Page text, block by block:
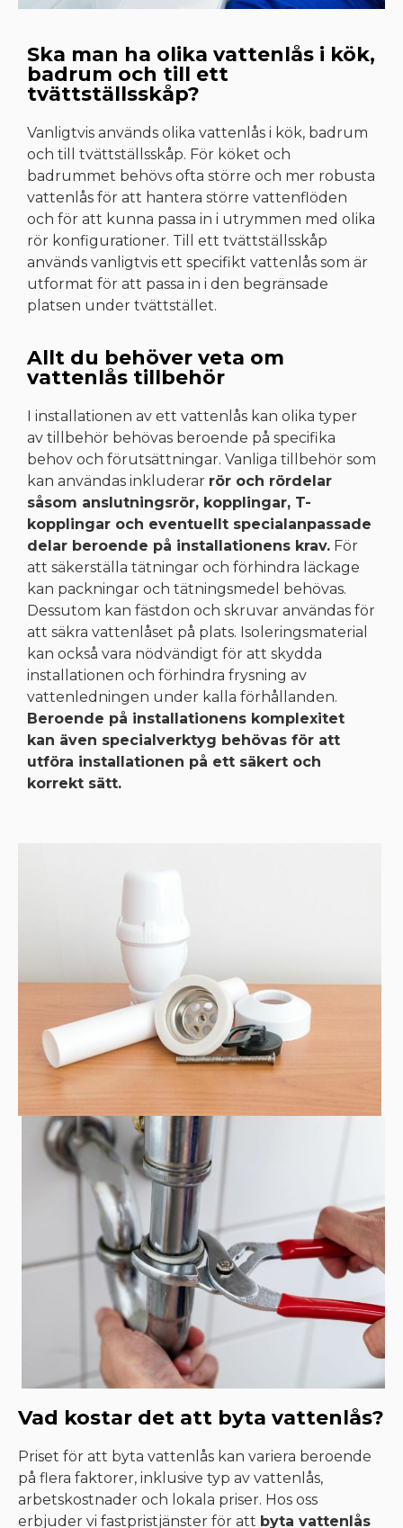
Ska man ha olika vattenlås i kök,
badrum och till ett
tvättställsskåp?
Vanligtvis används olika vattenlås i kök, badrum
och till tvättställsskåp. För köket och
badrummet behövs ofta större och mer robusta
vattenlås för att hantera större vattenflöden
och för att kunna passa in i utrymmen med olika
rör konfigurationer. Till ett tvättställsskåp
används vanligtvis ett specifikt vattenlås som är
utformat för att passa in i den begränsade
platsen under tvättstället.
Allt du behöver veta om
vattenlås tillbehör
I installationen av ett vattenlås kan olika typer
av tillbehör behövas beroende på specifika
behov och förutsättningar. Vanliga tillbehör som
kan användas inkluderar rör och rördelar
såsom anslutningsrör, kopplingar, T-
kopplingar och eventuellt specialanpassade
delar beroende på installationens krav. För
att säkerställa tätningar och förhindra läckage
kan packningar och tätningsmedel behövas.
Dessutom kan fästdon och skruvar användas för
att säkra vattenlåset på plats. Isoleringsmaterial
kan också vara nödvändigt för att skydda
installationen och förhindra frysning av
vattenledningen under kalla förhållanden.
Beroende på installationens komplexitet
kan även specialverktyg behövas för att
utföra installationen på ett säkert och
korrekt sätt.
Vad kostar det att byta vattenlås?
Priset för att byta vattenlås kan variera beroende
på flera faktorer, inklusive typ av vattenlås,
arbetskostnader och lokala priser. Hos oss
erbjuder vi fastpristjänster för att byta vattenlås